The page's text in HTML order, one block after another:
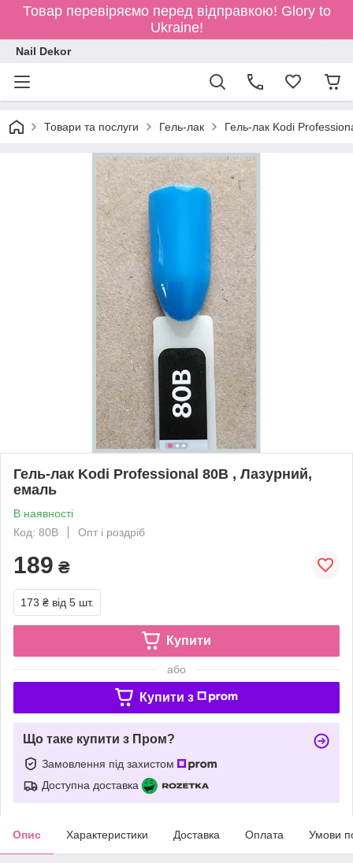
Товар перевіряємо перед відправкою! Glory to
Ukraine!
Nail Dekor
Товари та послуги Гель-лак Гель-лак Kodi
Гель-лак Kodi Professional 80B , Лазурний,
емаль
В наявності
Код: 80B
Опт і роздріб
189 ₴
173 ₴ від 5 шт.
Купити
або
Купити з
Що таке купити з Пром?
Замовлення під захистом
Доступна доставка
Опис Характеристики Доставка Оплата Умови